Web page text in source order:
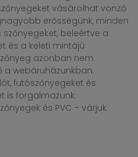
vásárolhat vonzó
erősségünk, minden
beleértve a
és a keleti mintájú
azonban nem
a webáruházunkban.
futószőnyegeket és
is forgalmazunk.
és PVC – várjuk